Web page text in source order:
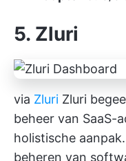
5. Zluri
via Zluri Zluri
beheer van SaaS-
holistische
beheren van